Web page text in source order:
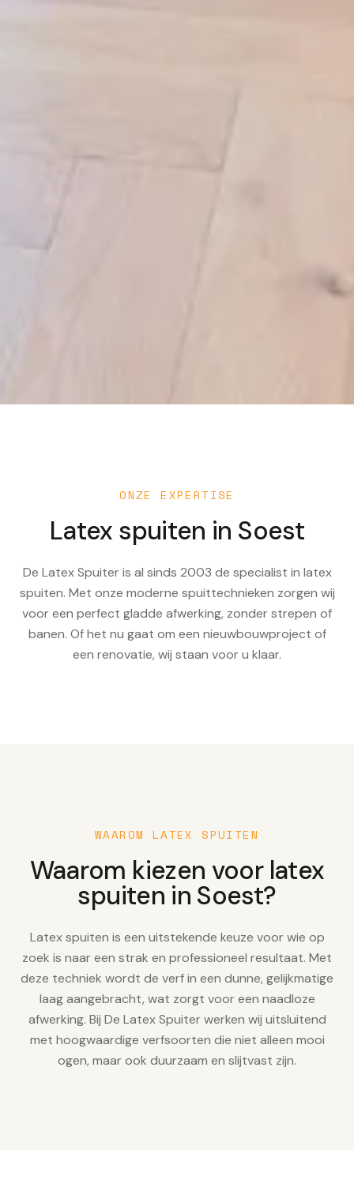
ONZE EXPERTISE
Latex spuiten in Soest
De Latex Spuiter is al sinds 2003 de specialist in latex
spuiten. Met onze moderne spuittechnieken zorgen wij
voor een perfect gladde afwerking, zonder strepen of
banen. Of het nu gaat om een nieuwbouwproject of
een renovatie, wij staan voor u klaar.
WAAROM LATEX SPUITEN
Waarom kiezen voor latex
spuiten in Soest?
Latex spuiten is een uitstekende keuze voor wie op
zoek is naar een strak en professioneel resultaat. Met
deze techniek wordt de verf in een dunne, gelijkmatige
laag aangebracht, wat zorgt voor een naadloze
afwerking. Bij De Latex Spuiter werken wij uitsluitend
met hoogwaardige verfsoorten die niet alleen mooi
ogen, maar ook duurzaam en slijtvast zijn.